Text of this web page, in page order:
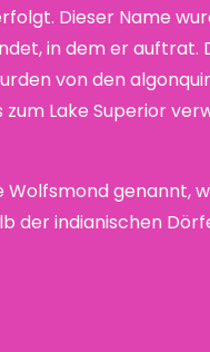
Dieser Name
in dem er auftrat.
von den
Lake Superior
Wolfsmond genannt,
der indianischen